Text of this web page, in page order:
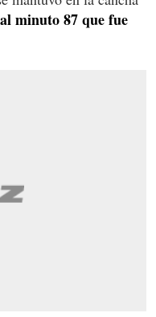
minuto 87 que fue